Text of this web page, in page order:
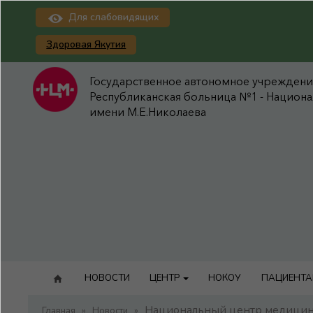
Для слабовидящих
Здоровая Якутия
Государственное автономное
Республиканская больница №1 -
имени М.Е.Николаева
НОВОСТИ ЦЕНТР НОКОУ